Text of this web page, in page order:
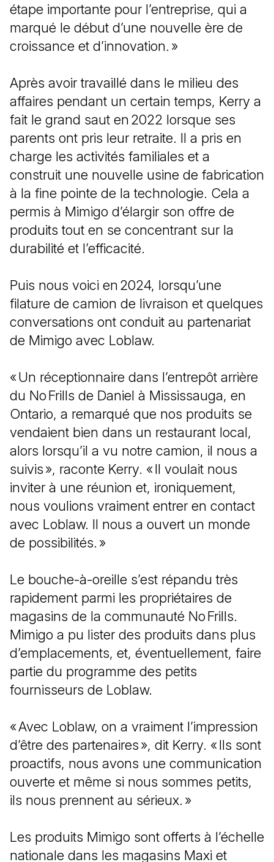
étape importante pour l’entreprise, qui a
marqué le début d’une nouvelle ère de
croissance et d’innovation. »
Après avoir travaillé dans le milieu des
affaires pendant un certain temps, Kerry a
fait le grand saut en 2022 lorsque ses
parents ont pris leur retraite. Il a pris en
charge les activités familiales et a
construit une nouvelle usine de fabrication
à la fine pointe de la technologie. Cela a
permis à Mimigo d’élargir son offre de
produits tout en se concentrant sur la
durabilité et l’efficacité.
Puis nous voici en 2024, lorsqu’une
filature de camion de livraison et quelques
conversations ont conduit au partenariat
de Mimigo avec Loblaw.
« Un réceptionnaire dans l’entrepôt arrière
du No Frills de Daniel à Mississauga, en
Ontario, a remarqué que nos produits se
vendaient bien dans un restaurant local,
alors lorsqu’il a vu notre camion, il nous a
suivis », raconte Kerry. « Il voulait nous
inviter à une réunion et, ironiquement,
nous voulions vraiment entrer en contact
avec Loblaw. Il nous a ouvert un monde
de possibilités. »
Le bouche-à-oreille s’est répandu très
rapidement parmi les propriétaires de
magasins de la communauté No Frills.
Mimigo a pu lister des produits dans plus
d’emplacements, et, éventuellement, faire
partie du programme des petits
fournisseurs de Loblaw.
« Avec Loblaw, on a vraiment l’impression
d’être des partenaires », dit Kerry. « Ils sont
proactifs, nous avons une communication
ouverte et même si nous sommes petits,
ils nous prennent au sérieux. »
Les produits Mimigo sont offerts à l’échelle
nationale dans les magasins Maxi et